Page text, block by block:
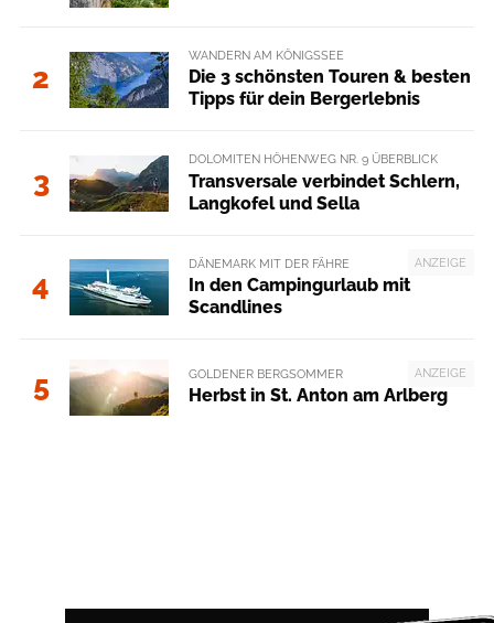
2
WANDERN AM KÖNIGSSEE
Die 3 schönsten Touren & besten
Tipps für dein Bergerlebnis
3
DOLOMITEN HÖHENWEG NR. 9 ÜBERBLICK
Transversale verbindet Schlern,
Langkofel und Sella
4
ANZEIGE
DÄNEMARK MIT DER FÄHRE
In den Campingurlaub mit
Scandlines
5 ANZEIGE
GOLDENER BERGSOMMER
Herbst in St. Anton am Arlberg